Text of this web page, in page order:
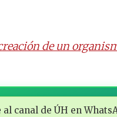
de un
canal de ÚH en